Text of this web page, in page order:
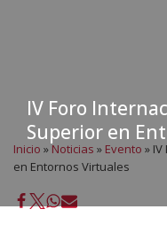
IV Foro
Superior en
Inicio »Noticias » Evento »
en Entornos Virtuales